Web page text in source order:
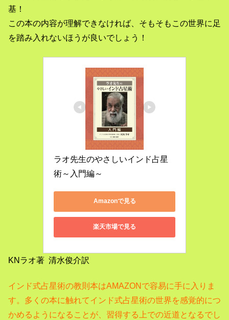
基！
この本の内容が理解できなければ、そもそもこの世界に足
を踏み入れないほうが良いでしょう！
ラオ先生のやさしいインド占星
術～入門編～
Amazonで見る
楽天市場で見る
KNラオ著 清水俊介訳
インド式占星術の教則本はAMAZONで容易に手に入りま
す。 多くの本に触れてインド式占星術の世界を感覚的につ
かめるようになることが、習得する上での近道となるでし